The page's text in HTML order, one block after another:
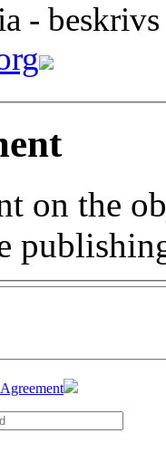
- beskrivs
on the